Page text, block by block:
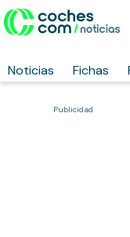
Noticias Fichas
Publicidad